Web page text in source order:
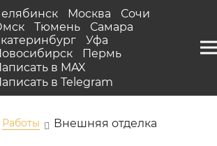
Москва
Сочи
Тюмень
Самара
Уфа
Пермь
Работы Внешняя отделка